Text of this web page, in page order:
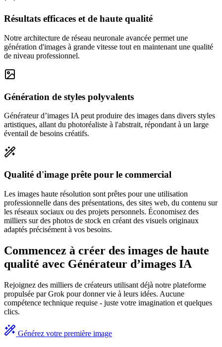
Résultats efficaces et de haute qualité
Notre architecture de réseau neuronale avancée permet une
génération d'images à grande vitesse tout en maintenant une qualité
de niveau professionnel.
Génération de styles polyvalents
Générateur d’images IA peut produire des images dans divers styles
artistiques, allant du photoréaliste à l'abstrait, répondant à un large
éventail de besoins créatifs.
Qualité d'image prête pour le commercial
Les images haute résolution sont prêtes pour une utilisation
professionnelle dans des présentations, des sites web, du contenu sur
les réseaux sociaux ou des projets personnels. Économisez des
milliers sur des photos de stock en créant des visuels originaux
adaptés précisément à vos besoins.
Commencez à créer des images de haute
qualité avec Générateur d’images IA
Rejoignez des milliers de créateurs utilisant déjà notre plateforme
propulsée par Grok pour donner vie à leurs idées. Aucune
compétence technique requise - juste votre imagination et quelques
clics.
Générez votre première image